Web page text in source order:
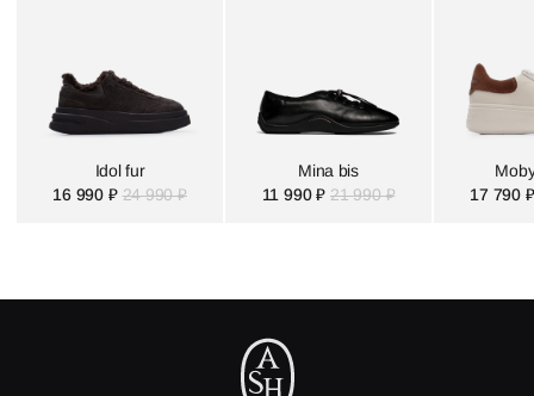
Idol fur
16 990 ₽ 24 990 ₽
Mina bis
11 990 ₽ 21 990 ₽
17 790 ₽